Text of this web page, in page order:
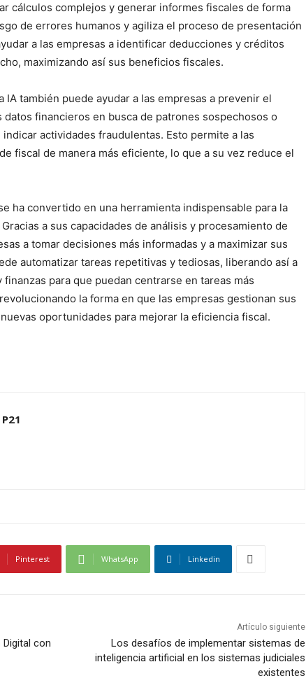
cálculos complejos y generar informes fiscales de forma
de errores humanos y agiliza el proceso de presentación
a las empresas a identificar deducciones y créditos
maximizando así sus beneficios fiscales.
también puede ayudar a las empresas a prevenir el
financieros en busca de patrones sospechosos o
actividades fraudulentas. Esto permite a las
fiscal de manera más eficiente, lo que a su vez reduce el
ha convertido en una herramienta indispensable para la
a sus capacidades de análisis y procesamiento de
a tomar decisiones más informadas y a maximizar sus
automatizar tareas repetitivas y tediosas, liberando así a
para que puedan centrarse en tareas más
la forma en que las empresas gestionan sus
oportunidades para mejorar la eficiencia fiscal.
Pinterest WhatsApp Linkedin
con
Artículo siguiente
Los desafíos de implementar sistemas de
inteligencia artificial en los sistemas judiciales
existentes